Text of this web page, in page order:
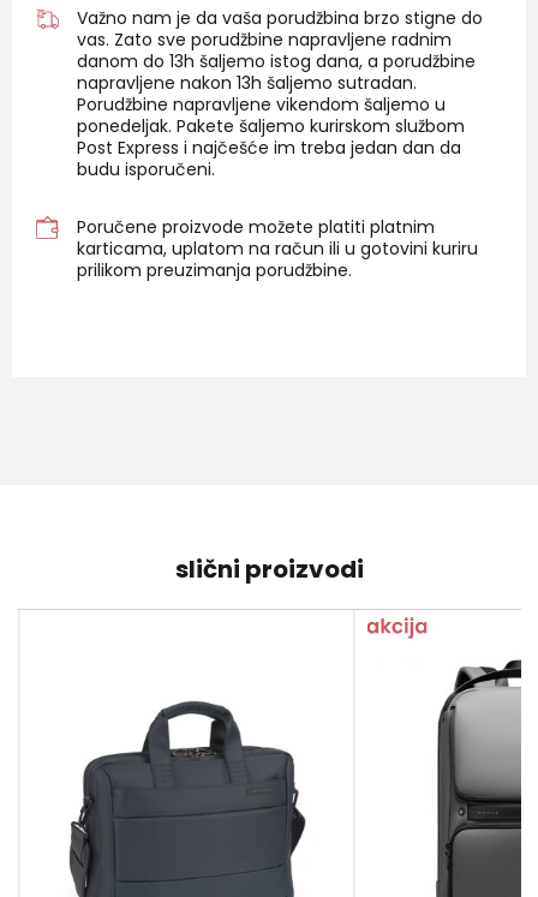
Važno nam je da vaša porudžbina brzo stigne do
vas. Zato sve porudžbine napravljene radnim
danom do 13h šaljemo istog dana, a porudžbine
napravljene nakon 13h šaljemo sutradan.
Porudžbine napravljene vikendom šaljemo u
ponedeljak. Pakete šaljemo kurirskom službom
Post Express i najčešće im treba jedan dan da
budu isporučeni.
Poručene proizvode možete platiti platnim
karticama, uplatom na račun ili u gotovini kuriru
prilikom preuzimanja porudžbine.
slični proizvodi